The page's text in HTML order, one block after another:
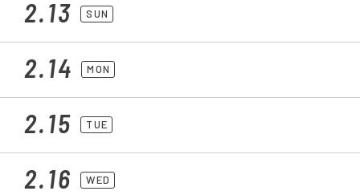
2.13 SUN
2.14 MON
2.15 TUE
2.16 WED